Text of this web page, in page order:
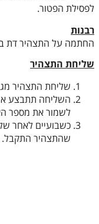
לפסילת הפטור.
רבנות
החתמה על התצהיר דת
שליחת התצהיר
שליחת התצהיר מגיל 16.5 אל לשכת
השליחה תתבצע
לשמור את מספר
כשבועיים לאחר
שהתצהיר התקבל.
קבלת הפטור